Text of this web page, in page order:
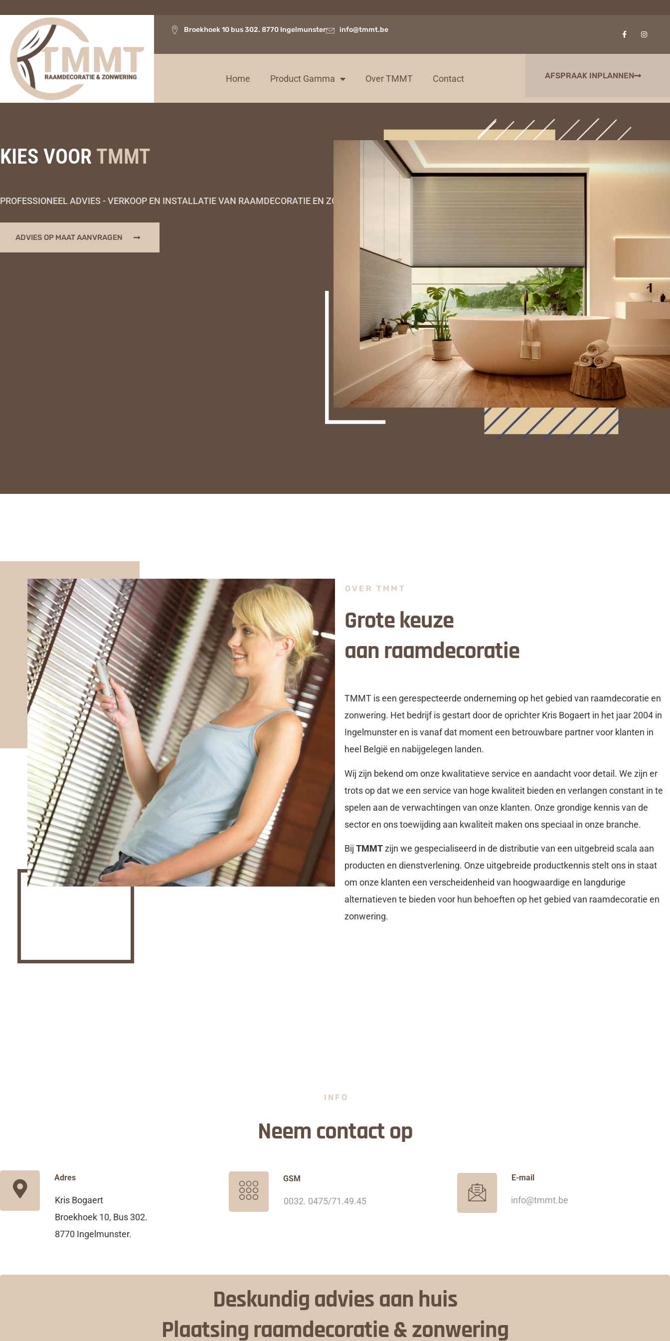
Broekhoek 10 bus 302. 8770 Ingelmunster info@tmmt.be
Home Product Gamma Over TMMT Contact AFSPRAAK INPLANNEN
KIES VOOR TMMT
PROFESSIONEEL ADVIES - VERKOOP EN INSTALLATIE VAN RAAMDECORATIE EN ZONWERING
ADVIES OP MAAT AANVRAGEN
OVER TMMT
Grote keuze
aan raamdecoratie
TMMT is een gerespecteerde onderneming op het gebied van raamdecoratie en
zonwering. Het bedrijf is gestart door de oprichter Kris Bogaert in het jaar 2004 in
Ingelmunster en is vanaf dat moment een betrouwbare partner voor klanten in
heel België en nabijgelegen landen.
Wij zijn bekend om onze kwalitatieve service en aandacht voor detail. We zijn er
trots op dat we een service van hoge kwaliteit bieden en verlangen constant in te
spelen aan de verwachtingen van onze klanten. Onze grondige kennis van de
sector en ons toewijding aan kwaliteit maken ons speciaal in onze branche.
Bij TMMTzijn we gespecialiseerd in de distributie van een uitgebreid scala aan
producten en dienstverlening. Onze uitgebreide productkennis stelt ons in staat
om onze klanten een verscheidenheid van hoogwaardige en langdurige
alternatieven te bieden voor hun behoeften op het gebied van raamdecoratie en
zonwering.
INFO
Neem contact op
Adres
Kris Bogaert
Broekhoek 10, Bus 302.
8770 Ingelmunster.
GSM
0032. 0475/71.49.45
E-mail
info@tmmt.be
Deskundig advies aan huis
Plaatsing raamdecoratie & zonwering